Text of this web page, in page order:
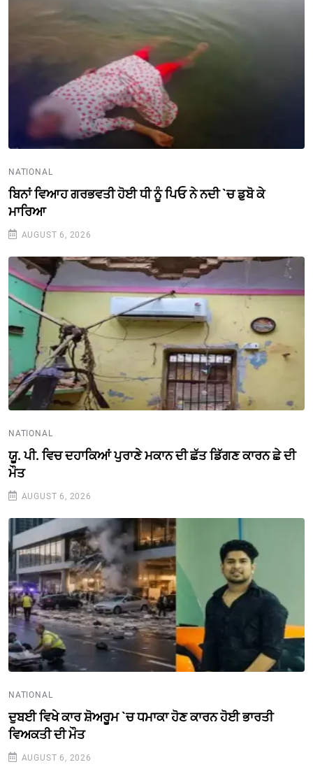
NATIONAL
ਬਿਨਾਂ ਵਿਆਹ ਗਰਭਵਤੀ ਹੋਈ ਧੀ ਨੂੰ ਪਿਓ ਨੇ ਨਦੀ `ਚ ਡੁਬੋ ਕੇ
ਮਾਰਿਆ
AUGUST 6, 2026
NATIONAL
ਯੂ. ਪੀ. ਵਿਚ ਦਹਾਕਿਆਂ ਪੁਰਾਣੇ ਮਕਾਨ ਦੀ ਛੱਤ ਡਿੱਗਣ ਕਾਰਨ ਛੇ ਦੀ
ਮੌਤ
AUGUST 6, 2026
NATIONAL
ਦੁਬਈ ਵਿਖੇ ਕਾਰ ਸ਼ੋਅਰੂਮ `ਚ ਧਮਾਕਾ ਹੋਣ ਕਾਰਨ ਹੋਈ ਭਾਰਤੀ
ਵਿਅਕਤੀ ਦੀ ਮੌਤ
AUGUST 6, 2026